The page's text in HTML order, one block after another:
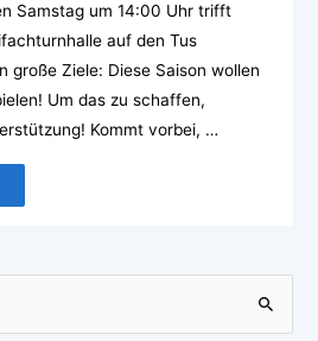
Samstag um 14:00 Uhr trifft
auf den Tus
große Ziele: Diese Saison wollen
Um das zu schaffen,
Kommt vorbei, …